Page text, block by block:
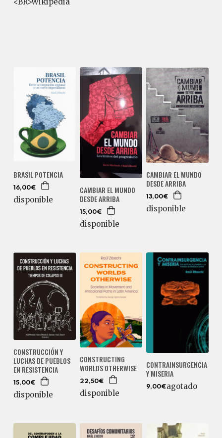
BRASIL POTENCIA
16,00€
disponible
CAMBIAR EL MUNDO
DESDE ARRIBA
15,00€
disponible
CAMBIAR EL MUNDO
DESDE ARRIBA
13,00€
disponible
CONSTRUCCIÓN Y
LUCHAS DE PUEBLOS
EN RESISTENCIA
15,00€
disponible
CONSTRUCTING
WORLDS OTHERWISE
22,50€
disponible
CONTRAINSURGENCIA
Y MISERIA
9,00€agotado